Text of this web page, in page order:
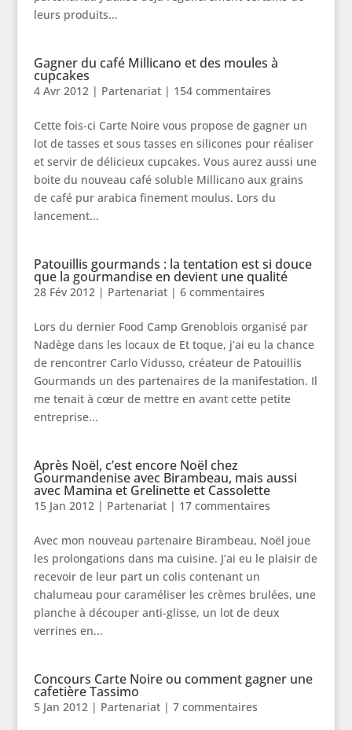
leurs produits...
Gagner du café Millicano et des moules à
cupcakes
4 Avr 2012| Partenariat| 154 commentaires
Cette fois-ci Carte Noire vous propose de gagner un
lot de tasses et sous tasses en silicones pour réaliser
et servir de délicieux cupcakes. Vous aurez aussi une
boite du nouveau café soluble Millicano aux grains
de café pur arabica finement moulus. Lors du
lancement...
Patouillis gourmands : la tentation est si douce
que la gourmandise en devient une qualité
28 Fév 2012| Partenariat| 6 commentaires
Lors du dernier Food Camp Grenoblois organisé par
Nadège dans les locaux de Et toque, j’ai eu la chance
de rencontrer Carlo Vidusso, créateur de Patouillis
Gourmands un des partenaires de la manifestation. Il
me tenait à cœur de mettre en avant cette petite
entreprise...
Après Noël, c’est encore Noël chez
Gourmandenise avec Birambeau, mais aussi
avec Mamina et Grelinette et Cassolette
15 Jan 2012| Partenariat| 17 commentaires
Avec mon nouveau partenaire Birambeau, Noël joue
les prolongations dans ma cuisine. J’ai eu le plaisir de
recevoir de leur part un colis contenant un
chalumeau pour caraméliser les crèmes brulées, une
planche à découper anti-glisse, un lot de deux
verrines en...
Concours Carte Noire ou comment gagner une
cafetière Tassimo
5 Jan 2012| Partenariat| 7 commentaires